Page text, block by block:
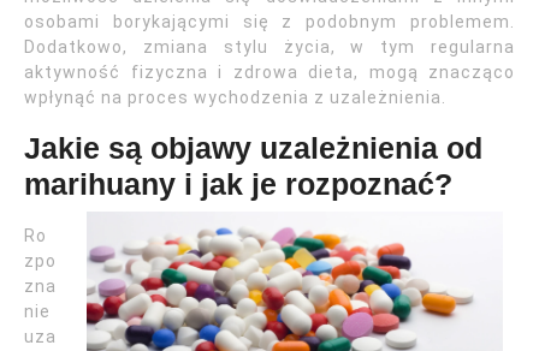
osobami borykającymi się z podobnym problemem.
Dodatkowo, zmiana stylu życia, w tym regularna
aktywność fizyczna i zdrowa dieta, mogą znacząco
wpłynąć na proces wychodzenia z uzależnienia.
Jakie są objawy uzależnienia od
marihuany i jak je rozpoznać?
Ro
zpo
zna
nie
uza